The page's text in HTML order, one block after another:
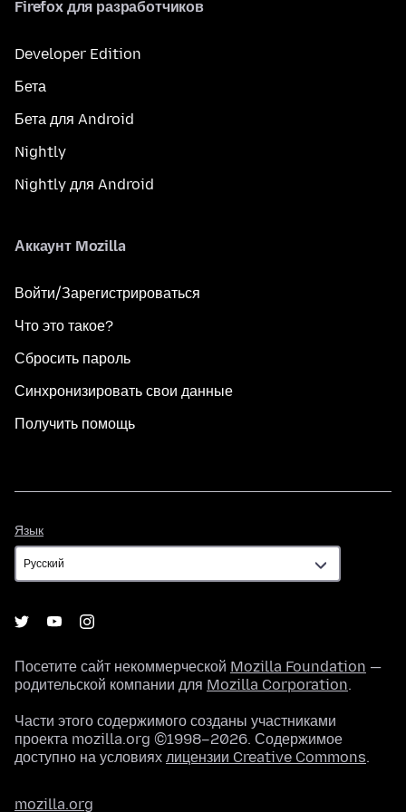
Firefox для разработчиков
Developer Edition
Бета
Бета для Android
Nightly
Nightly для Android
Аккаунт Mozilla
Войти/Зарегистрироваться
Что это такое?
Сбросить пароль
Синхронизировать свои данные
Получить помощь
Язык
Посетите сайт некоммерческой Mozilla Foundation —
родительской компании для Mozilla Corporation.
Части этого содержимого созданы участниками
проекта mozilla.org ©1998–2026. Содержимое
доступно на условиях лицензии Creative Commons.
mozilla.org